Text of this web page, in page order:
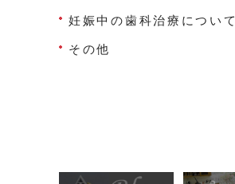
妊娠中の歯科治療について
その他